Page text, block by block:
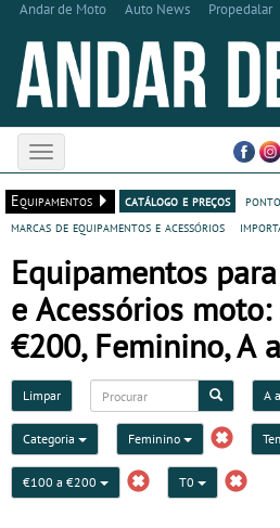
Andar de Moto Auto News Propedalar
Toggle
navigation
Equipamentos
catálogo e preços
marcas de equipamentos e acessórios
Equipamentos
e Acessórios
€200, Feminino, A
Limpar A
Categoria Feminino
€100 a €200 T0